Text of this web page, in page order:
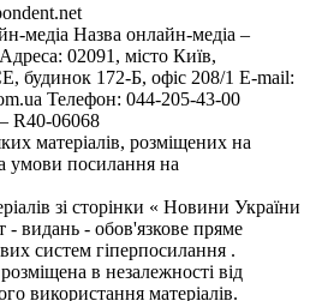
медіа Назва онлайн-медіа –
02091, місто Київ,
172-Б, офіс 208/1 E-mail:
Телефон: 044-205-43-00
R40-06068
матеріалів, розміщених на
умови посилання на
зі сторінки « Новини України
- видань - обов'язкове пряме
систем гіперпосилання .
в незалежності від
використання матеріалів.